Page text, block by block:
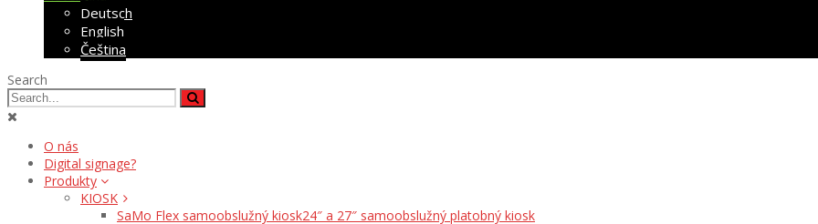
Deutsch
English
Čeština
Search
O nás
Digital signage?
Produkty
KIOSK
SaMo Flex samoobslužný kiosk24″ a 27″ samoobslužný platobný kiosk